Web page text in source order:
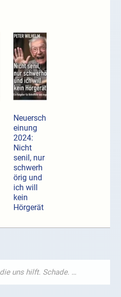
Neuersch
einung
2024:
Nicht
senil, nur
schwerh
örig und
ich will
kein
Hörgerät